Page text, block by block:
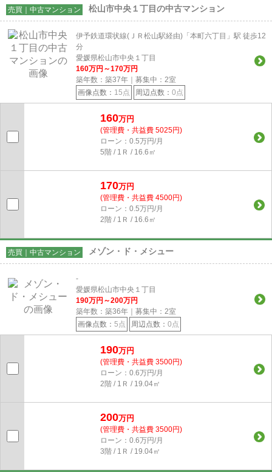
売買｜中古マンション 松山市中央１丁目の中古マンション
伊予鉄道環状線(ＪＲ松山駅経由)「本町六丁目」駅 徒歩12
分
愛媛県松山市中央１丁目
160万円～170万円
築年数：築37年｜募集中： 2室
画像点数： 15点 周辺点数： 0点
160万円
(管理費・共益費 5025円)
ローン：0.5万円/月
5階 / 1Ｒ / 16.6㎡
170万円
(管理費・共益費 4500円)
ローン：0.5万円/月
2階 / 1Ｒ / 16.6㎡
売買｜中古マンション メゾン・ド・メシュー
-
愛媛県松山市中央１丁目
190万円～200万円
築年数：築36年｜募集中： 2室
画像点数： 5点 周辺点数： 0点
190万円
(管理費・共益費 3500円)
ローン：0.6万円/月
2階 / 1Ｒ / 19.04㎡
200万円
(管理費・共益費 3500円)
ローン：0.6万円/月
3階 / 1Ｒ / 19.04㎡